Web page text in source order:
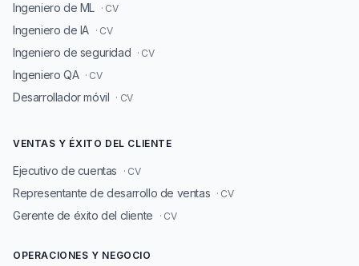
Ingeniero de ML · CV
Ingeniero de IA · CV
Ingeniero de seguridad · CV
Ingeniero QA · CV
Desarrollador móvil · CV
VENTAS Y ÉXITO DEL CLIENTE
Ejecutivo de cuentas · CV
Representante de desarrollo de ventas · CV
Gerente de éxito del cliente · CV
OPERACIONES Y NEGOCIO